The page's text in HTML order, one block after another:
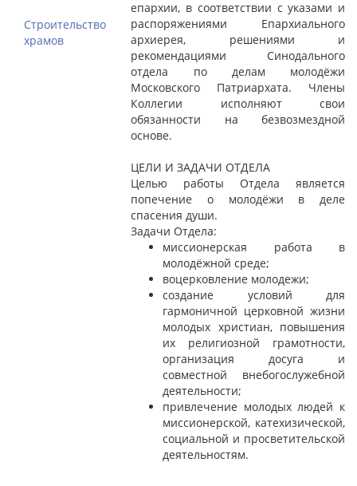
Строительство
храмов
епархии, в соответствии с указами и
распоряжениями Епархиального
архиерея, решениями и
рекомендациями Синодального
отдела по делам молодёжи
Московского Патриархата. Члены
Коллегии исполняют свои
обязанности на безвозмездной
основе.
ЦЕЛИ И ЗАДАЧИ ОТДЕЛА
Целью работы Отдела является
попечение о молодёжи в деле
спасения души.
Задачи Отдела:
миссионерская работа в
молодёжной среде;
воцерковление молодежи;
создание условий для
гармоничной церковной жизни
молодых христиан, повышения
их религиозной грамотности,
организация досуга и
совместной внебогослужебной
деятельности;
привлечение молодых людей к
миссионерской, катехизической,
социальной и просветительской
деятельностям.